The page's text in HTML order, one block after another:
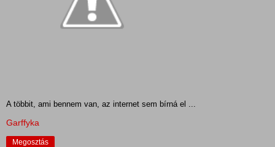
A többit, ami bennem van, az internet sem bírná el ...
Garffyka
Megosztás